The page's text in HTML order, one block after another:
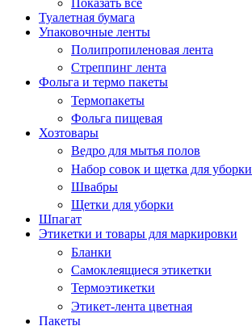
Туалетная бумага
Упаковочные ленты
Полипропиленовая лента
Стреппинг лента
Фольга и термо пакеты
Термопакеты
Фольга пищевая
Хозтовары
Ведро для мытья полов
Набор совок и щетка для уборки
Швабры
Щетки для уборки
Шпагат
Этикетки и товары для маркировки
Бланки
Самоклеящиеся этикетки
Термоэтикетки
Этикет-лента цветная
Пакеты